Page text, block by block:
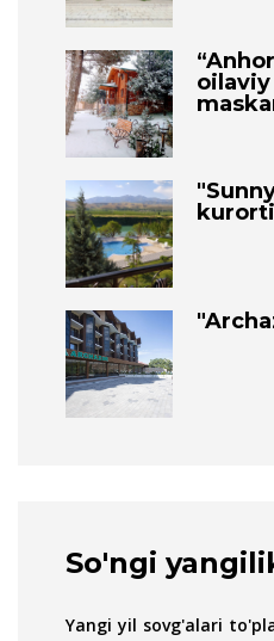
kurorti
So'ngi
Yangi yil sovg'alari